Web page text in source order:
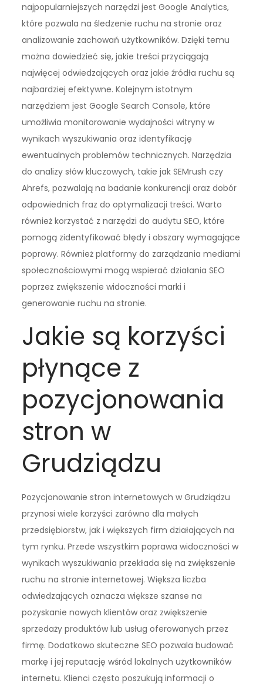
najpopularniejszych narzędzi jest Google Analytics,
które pozwala na śledzenie ruchu na stronie oraz
analizowanie zachowań użytkowników. Dzięki temu
można dowiedzieć się, jakie treści przyciągają
najwięcej odwiedzających oraz jakie źródła ruchu są
najbardziej efektywne. Kolejnym istotnym
narzędziem jest Google Search Console, które
umożliwia monitorowanie wydajności witryny w
wynikach wyszukiwania oraz identyfikację
ewentualnych problemów technicznych. Narzędzia
do analizy słów kluczowych, takie jak SEMrush czy
Ahrefs, pozwalają na badanie konkurencji oraz dobór
odpowiednich fraz do optymalizacji treści. Warto
również korzystać z narzędzi do audytu SEO, które
pomogą zidentyfikować błędy i obszary wymagające
poprawy. Również platformy do zarządzania mediami
społecznościowymi mogą wspierać działania SEO
poprzez zwiększenie widoczności marki i
generowanie ruchu na stronie.
Jakie są korzyści
płynące z
pozycjonowania
stron w
Grudziądzu
Pozycjonowanie stron internetowych w Grudziądzu
przynosi wiele korzyści zarówno dla małych
przedsiębiorstw, jak i większych firm działających na
tym rynku. Przede wszystkim poprawa widoczności w
wynikach wyszukiwania przekłada się na zwiększenie
ruchu na stronie internetowej. Większa liczba
odwiedzających oznacza większe szanse na
pozyskanie nowych klientów oraz zwiększenie
sprzedaży produktów lub usług oferowanych przez
firmę. Dodatkowo skuteczne SEO pozwala budować
markę i jej reputację wśród lokalnych użytkowników
internetu. Klienci często poszukują informacji o